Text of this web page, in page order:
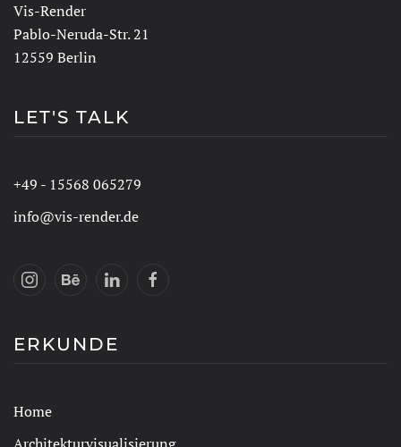
Vis-Render
Pablo-Neruda-Str. 21
12559 Berlin
LET'S TALK
+49 - 15568 065279
info@vis-render.de
ERKUNDE
Home